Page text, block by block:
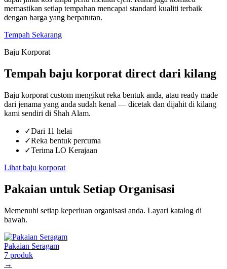
memastikan setiap tempahan mencapai standard kualiti terbaik
dengan harga yang berpatutan.
Tempah Sekarang
Baju Korporat
Tempah baju korporat direct dari kilang
Baju korporat custom mengikut reka bentuk anda, atau ready made
dari jenama yang anda sudah kenal — dicetak dan dijahit di kilang
kami sendiri di Shah Alam.
✓Dari 11 helai
✓Reka bentuk percuma
✓Terima LO Kerajaan
Lihat baju korporat
Pakaian untuk Setiap Organisasi
Memenuhi setiap keperluan organisasi anda. Layari katalog di
bawah.
Pakaian Seragam
7 produk
→